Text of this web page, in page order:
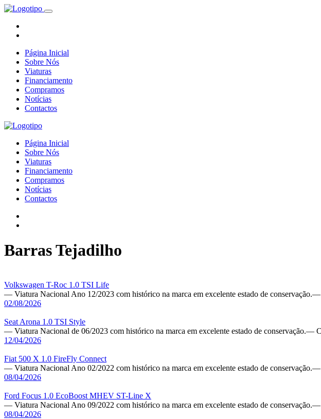
Página Inicial
Sobre Nós
Viaturas
Financiamento
Compramos
Notícias
Contactos
Página Inicial
Sobre Nós
Viaturas
Financiamento
Compramos
Notícias
Contactos
Barras Tejadilho
Volkswagen T-Roc 1.0 TSI Life
— Viatura Nacional Ano 12/2023 com histórico na marca em excelente estado de
02/08/2026
Seat Arona 1.0 TSI Style
— Viatura Nacional de 06/2023 com histórico na marca em excelente estado de
12/04/2026
Fiat 500 X 1.0 FireFly Connect
— Viatura Nacional Ano 02/2022 com histórico na marca em excelente estado de
08/04/2026
Ford Focus 1.0 EcoBoost MHEV ST-Line X
— Viatura Nacional Ano 09/2022 com histórico na marca em excelente estado de
08/04/2026